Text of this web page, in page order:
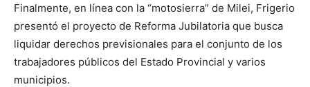
Finalmente, en línea con la “motosierra” de Milei, Frigerio
presentó el proyecto de Reforma Jubilatoria que busca
liquidar derechos previsionales para el conjunto de los
trabajadores públicos del Estado Provincial y varios
municipios.